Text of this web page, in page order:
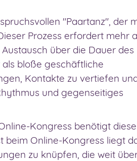
"Paartanz", der
Prozess erfordert mehr
über die Dauer des
bloße geschäftliche
Kontakte zu vertiefen
und gegenseitiges
Kongress benötigt diese
Online-Kongress liegt
zu knüpfen, die weit